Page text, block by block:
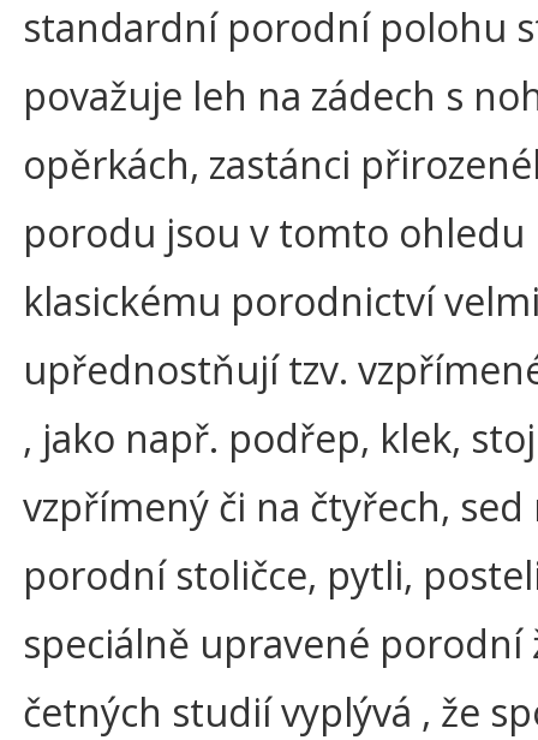
standardní porodní polohu
považuje leh na zádech s
opěrkách, zastánci
porodu jsou v tomto ohledu
klasickému porodnictví
upřednostňují tzv.
, jako např. podřep, klek, stoj
vzpřímený či na čtyřech, sed
porodní stoličce, pytli,
speciálně upravené porodní
četných studií vyplývá , že